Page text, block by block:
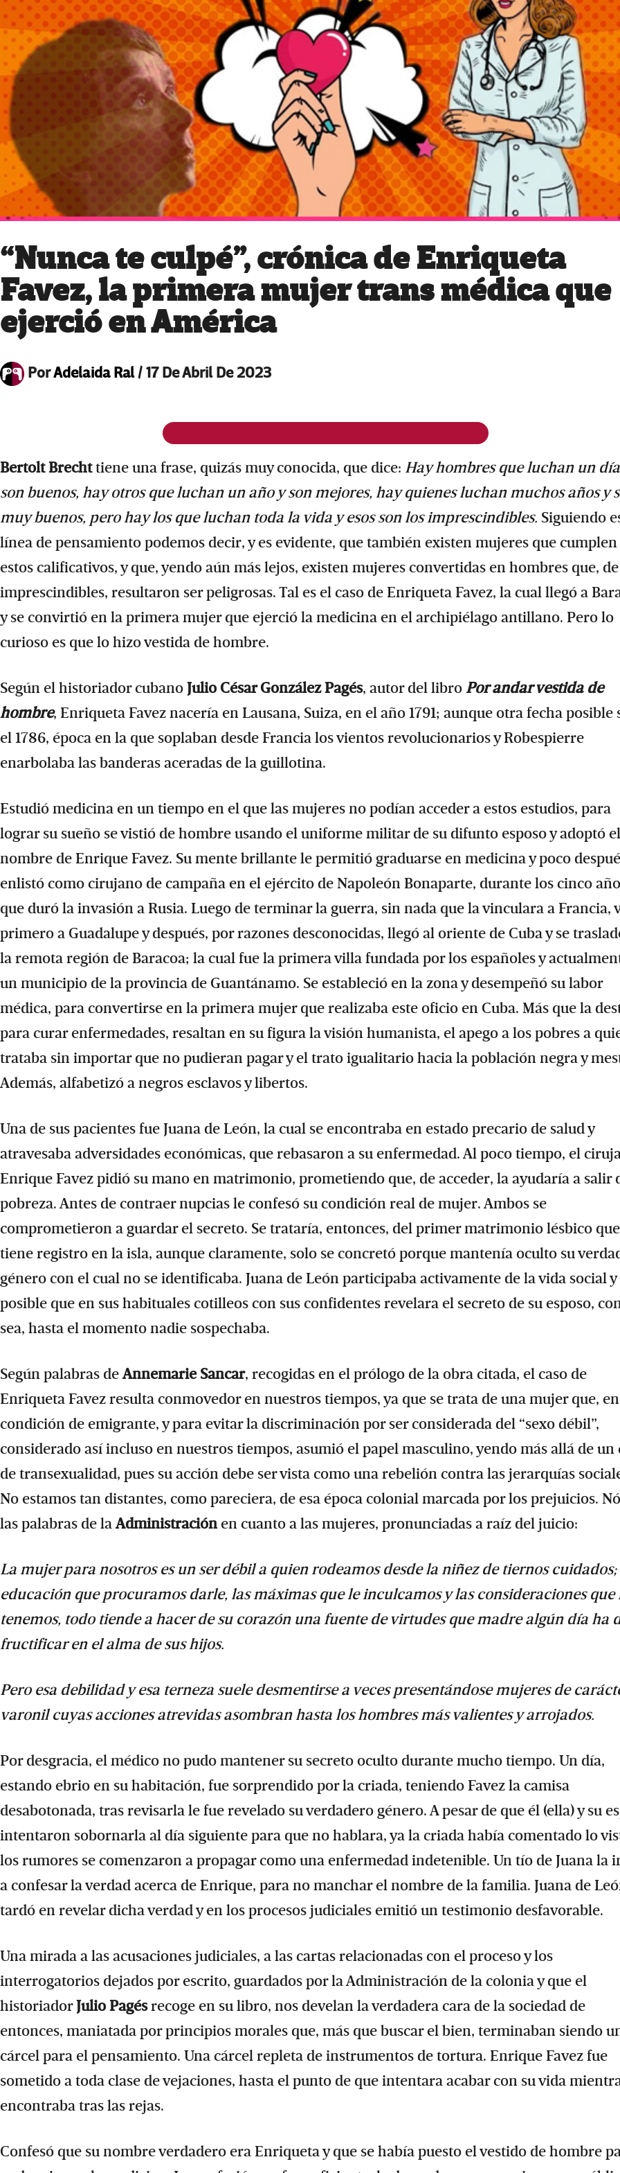
“Nunca te culpé”, crónica de Enriqueta
Favez, la primera mujer trans médica que
ejerció en América
PorAdelaida Ral/17 De Abril De 2023
Bertolt Brechttiene una frase, quizás muy conocida, que dice: Hay hombres que luchan un
son buenos, hay otros que luchan un año y son mejores, hay quienes luchan muchos años y
muy buenos, pero hay los que luchan toda la vida y esos son los imprescindibles. Siguiendo
línea de pensamiento podemos decir, y es evidente, que también existen mujeres que
estos calificativos, y que, yendo aún más lejos, existen mujeres convertidas en hombres que,
imprescindibles, resultaron ser peligrosas. Tal es el caso de Enriqueta Favez, la cual llegó a
y se convirtió en la primera mujer que ejerció la medicina en el archipiélago antillano. Pero lo
curioso es que lo hizo vestida de hombre.
Según el historiador cubanoJulio César González Pagés, autor del libro Por andar vestida de
hombre, Enriqueta Favez nacería en Lausana, Suiza, en el año 1791; aunque otra fecha posible
el 1786, época en la que soplaban desde Francia los vientos revolucionarios y Robespierre
enarbolaba las banderas aceradas de la guillotina.
Estudió medicina en un tiempo en el que las mujeres no podían acceder a estos estudios, para
lograr su sueño se vistió de hombre usando el uniforme militar de su difunto esposo y adoptó el
nombre de Enrique Favez. Su mente brillante le permitió graduarse en medicina y poco
enlistó como cirujano de campaña en el ejército de Napoleón Bonaparte, durante los cinco
que duró la invasión a Rusia. Luego de terminar la guerra, sin nada que la vinculara a Francia,
primero a Guadalupe y después, por razones desconocidas, llegó al oriente de Cuba y se
la remota región de Baracoa; la cual fue la primera villa fundada por los españoles y
un municipio de la provincia de Guantánamo. Se estableció en la zona y desempeñó su labor
médica, para convertirse en la primera mujer que realizaba este oficio en Cuba. Más que la
para curar enfermedades, resaltan en su figura la visión humanista, el apego a los pobres a
trataba sin importar que no pudieran pagar y el trato igualitario hacia la población negra y
Además, alfabetizó a negros esclavos y libertos.
Una de sus pacientes fue Juana de León, la cual se encontraba en estado precario de salud y
atravesaba adversidades económicas, que rebasaron a su enfermedad. Al poco tiempo, el
Enrique Favez pidió su mano en matrimonio, prometiendo que, de acceder, la ayudaría a salir
pobreza. Antes de contraer nupcias le confesó su condición real de mujer. Ambos se
comprometieron a guardar el secreto. Se trataría, entonces, del primer matrimonio lésbico
tiene registro en la isla, aunque claramente, solo se concretó porque mantenía oculto su
género con el cual no se identificaba. Juana de León participaba activamente de la vida social y
posible que en sus habituales cotilleos con sus confidentes revelara el secreto de su esposo,
sea, hasta el momento nadie sospechaba.
Según palabras deAnnemarie Sancar, recogidas en el prólogo de la obra citada, el caso de
Enriqueta Favez resulta conmovedor en nuestros tiempos, ya que se trata de una mujer que, en
condición de emigrante, y para evitar la discriminación por ser considerada del “sexo débil”,
considerado así incluso en nuestros tiempos, asumió el papel masculino, yendo más allá de un
de transexualidad, pues su acción debe ser vista como una rebelión contra las jerarquías
No estamos tan distantes, como pareciera, de esa época colonial marcada por los prejuicios.
las palabras de laAdministraciónen cuanto a las mujeres, pronunciadas a raíz del juicio:
La mujer para nosotros es un ser débil a quien rodeamos desde la niñez de tiernos
educación que procuramos darle, las máximas que le inculcamos y las consideraciones que
tenemos, todo tiende a hacer de su corazón una fuente de virtudes que madre algún día ha
fructificar en el alma de sus hijos.
Pero esa debilidad y esa terneza suele desmentirse a veces presentándose mujeres de
varonil cuyas acciones atrevidas asombran hasta los hombres más valientes y arrojados.
Por desgracia, el médico no pudo mantener su secreto oculto durante mucho tiempo. Un día,
estando ebrio en su habitación, fue sorprendido por la criada, teniendo Favez la camisa
desabotonada, tras revisarla le fue revelado su verdadero género. A pesar de que él (ella) y su
intentaron sobornarla al día siguiente para que no hablara, ya la criada había comentado lo
los rumores se comenzaron a propagar como una enfermedad indetenible. Un tío de Juana la
a confesar la verdad acerca de Enrique, para no manchar el nombre de la familia. Juana de
tardó en revelar dicha verdad y en los procesos judiciales emitió un testimonio desfavorable.
Una mirada a las acusaciones judiciales, a las cartas relacionadas con el proceso y los
interrogatorios dejados por escrito, guardados por la Administración de la colonia y que el
historiadorJulio Pagésrecoge en su libro, nos develan la verdadera cara de la sociedad de
entonces, maniatada por principios morales que, más que buscar el bien, terminaban siendo
cárcel para el pensamiento. Una cárcel repleta de instrumentos de tortura. Enrique Favez fue
sometido a toda clase de vejaciones, hasta el punto de que intentara acabar con su vida
encontraba tras las rejas.
Confesó que su nombre verdadero era Enriqueta y que se había puesto el vestido de hombre